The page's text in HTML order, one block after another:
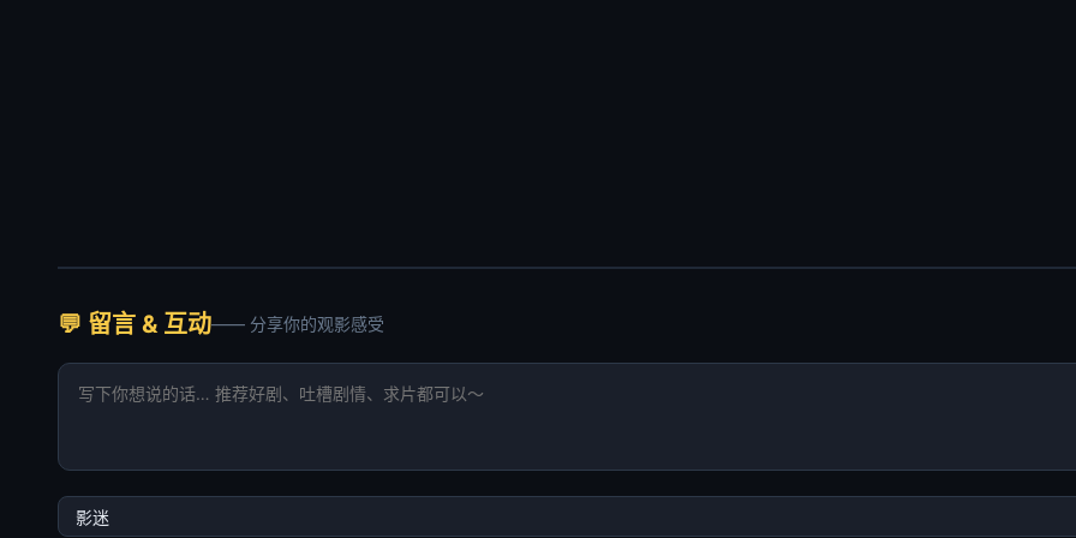
💬 留言 & 互动—— 分享你的观影感受